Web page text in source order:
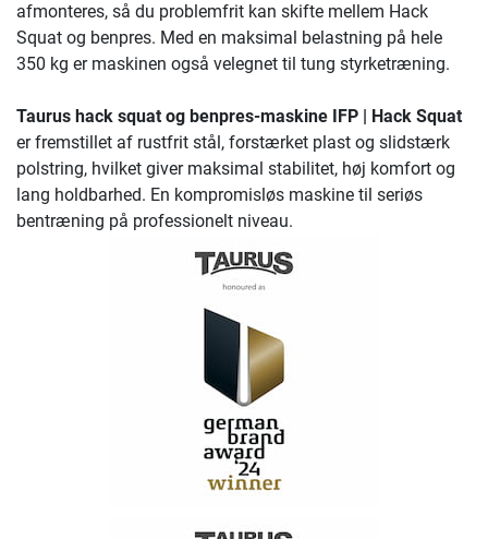
afmonteres, så du problemfrit kan skifte mellem Hack
Squat og benpres. Med en maksimal belastning på hele
350 kg er maskinen også velegnet til tung styrketræning.
Taurus hack squat og benpres-maskine IFP | Hack Squat
er fremstillet af rustfrit stål, forstærket plast og slidstærk
polstring, hvilket giver maksimal stabilitet, høj komfort og
lang holdbarhed. En kompromisløs maskine til seriøs
bentræning på professionelt niveau.